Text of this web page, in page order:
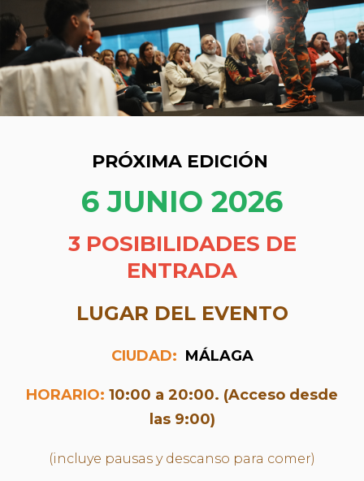
PRÓXIMA EDICIÓN
6 JUNIO 2026
3 POSIBILIDADES DE
ENTRADA
LUGAR DEL EVENTO
CIUDAD: MÁLAGA
HORARIO: 10:00 a 20:00. (Acceso desde
las 9:00)
(incluye pausas y descanso para comer)